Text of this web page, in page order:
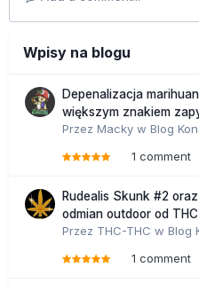
Wpisy na blogu
Depenalizacja
większym znakiem
Przez Macky w Blog
1 comment
Rudealis Skunk #2
odmian outdoor od
Przez THC-THC w Blog
1 comment